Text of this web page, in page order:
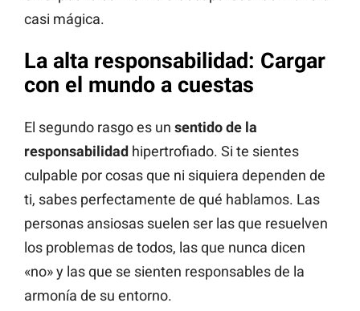
casi mágica.
La alta responsabilidad: Cargar
con el mundo a cuestas
El segundo rasgo es un sentido de la
responsabilidad hipertrofiado. Si te sientes
culpable por cosas que ni siquiera dependen de
ti, sabes perfectamente de qué hablamos. Las
personas ansiosas suelen ser las que resuelven
los problemas de todos, las que nunca dicen
«no» y las que se sienten responsables de la
armonía de su entorno.